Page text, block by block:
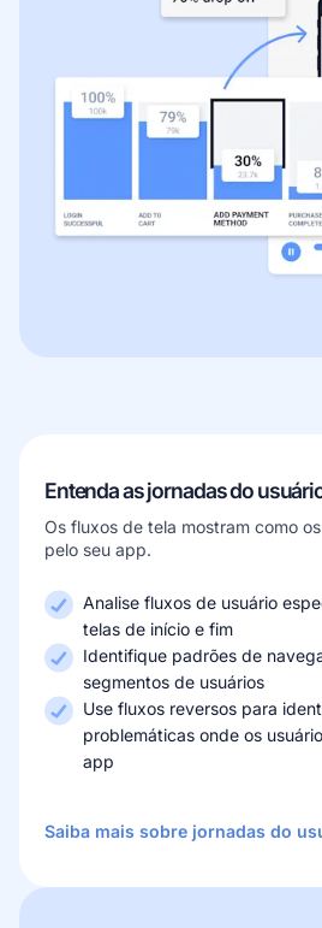
Entenda as jornadas do
Os fluxos de tela mostram como
pelo seu app.
Analise fluxos de usuário
telas de início e fim
Identifique padrões de
segmentos de usuários
Use fluxos reversos para
problemáticas onde os
app
Saiba mais sobre jornadas do